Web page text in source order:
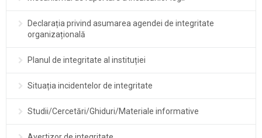
Declarația privind asumarea agendei de integritate
organizațională
Planul de integritate al instituției
Situația incidentelor de integritate
Studii/Cercetări/Ghiduri/Materiale informative